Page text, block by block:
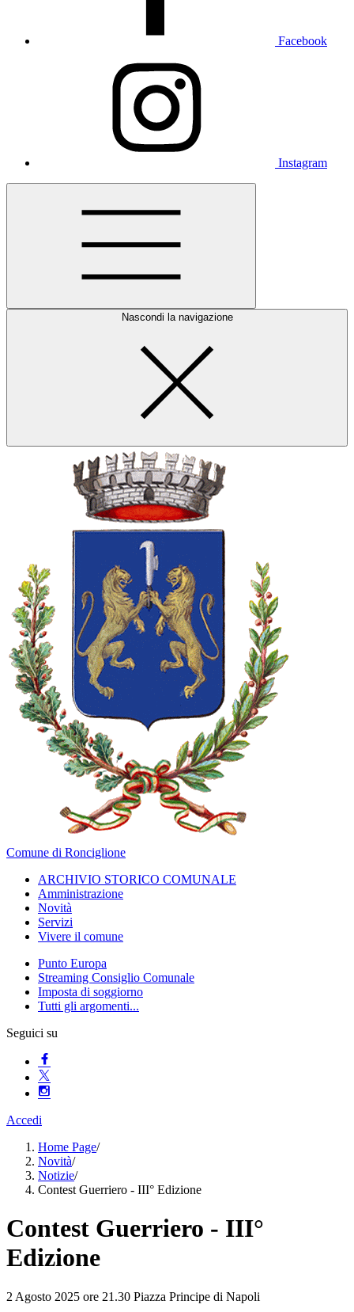
Facebook
Instagram
Nascondi la navigazione
Comune di Ronciglione
ARCHIVIO STORICO COMUNALE
Amministrazione
Novità
Servizi
Vivere il comune
Punto Europa
Streaming Consiglio Comunale
Imposta di soggiorno
Tutti gli argomenti...
Seguici su
Accedi
Home Page/
Novità/
Notizie/
Contest Guerriero - III° Edizione
Contest Guerriero - III°
Edizione
2 Agosto 2025 ore 21.30 Piazza Principe di Napoli